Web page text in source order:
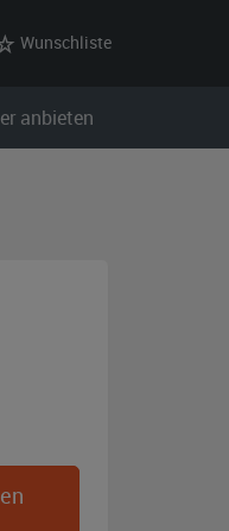
Wunschliste
anbieten